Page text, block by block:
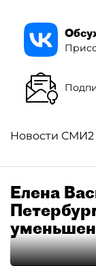
Новости СМИ2
Елена